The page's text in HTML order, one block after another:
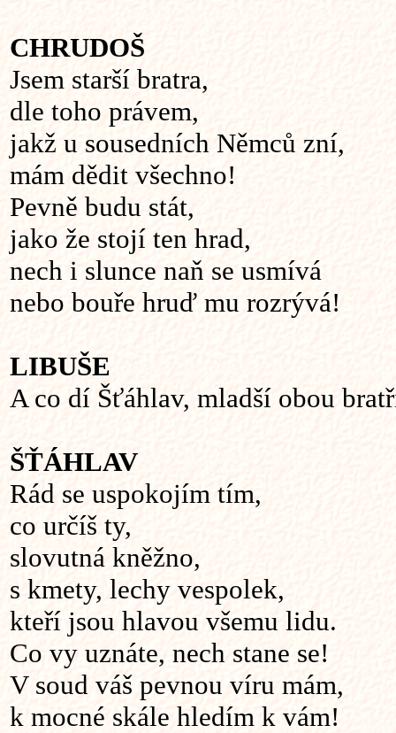
CHRUDOŠ
Jsem starší bratra,
dle toho právem,
jakž u sousedních Němců zní,
mám dědit všechno!
Pevně budu stát,
jako že stojí ten hrad,
nech i slunce naň se usmívá
nebo bouře hruď mu rozrývá!
LIBUŠE
A co dí Šťáhlav, mladší obou
ŠŤÁHLAV
Rád se uspokojím tím,
co určíš ty,
slovutná kněžno,
s kmety, lechy vespolek,
kteří jsou hlavou všemu lidu.
Co vy uznáte, nech stane se!
V soud váš pevnou víru mám,
k mocné skále hledím k vám!